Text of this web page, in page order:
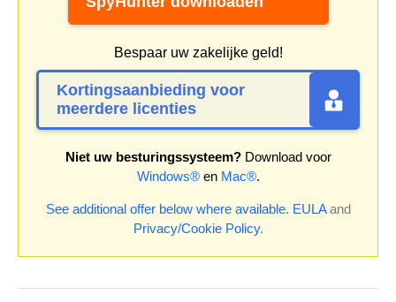
Bespaar uw zakelijke geld!
Kortingsaanbieding voor
meerdere licenties
Niet uw besturingssysteem?Download voor
Windows®en Mac®.
See additional offer below where available. EULAand
Privacy/Cookie Policy.